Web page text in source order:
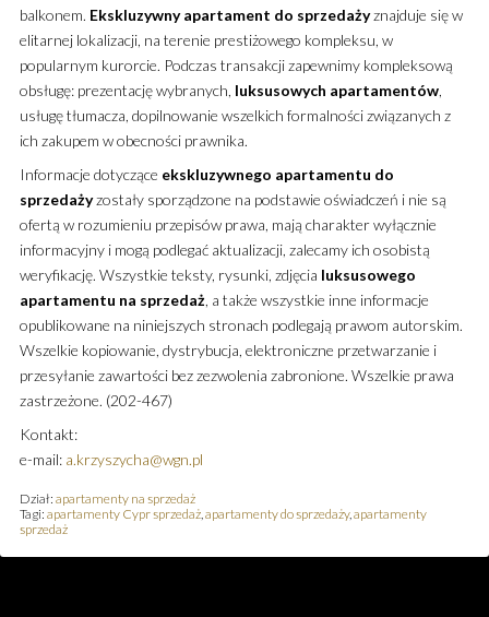
balkonem. Ekskluzywny apartament do sprzedażyznajduje się w
elitarnej lokalizacji, na terenie prestiżowego kompleksu, w
popularnym kurorcie. Podczas transakcji zapewnimy kompleksową
obsługę: prezentację wybranych, luksusowych apartamentów,
usługę tłumacza, dopilnowanie wszelkich formalności związanych z
ich zakupem w obecności prawnika.
Informacje dotyczące ekskluzywnego apartamentu do
sprzedażyzostały sporządzone na podstawie oświadczeń i nie są
ofertą w rozumieniu przepisów prawa, mają charakter wyłącznie
informacyjny i mogą podlegać aktualizacji, zalecamy ich osobistą
weryfikację. Wszystkie teksty, rysunki, zdjęcia luksusowego
apartamentu na sprzedaż, a także wszystkie inne informacje
opublikowane na niniejszych stronach podlegają prawom autorskim.
Wszelkie kopiowanie, dystrybucja, elektroniczne przetwarzanie i
przesyłanie zawartości bez zezwolenia zabronione. Wszelkie prawa
zastrzeżone. (202-467)
Kontakt:
e-mail: a.krzyszycha@wgn.pl
Dział: apartamenty na sprzedaż
Tagi: apartamenty Cypr sprzedaż, apartamenty do sprzedaży, apartamenty
sprzedaż